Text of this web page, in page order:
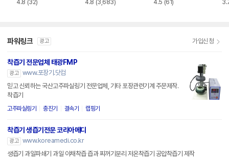
4.8 (32) 4.8 (3,683) 4.5 (61)
파워링크 광고 가입신청
착즙기 전문업체 태광FMP
광고 www.포장기.닷컴
믿고 신뢰하는 국산고주파실링기 전문업체, 기타 포장관련기계 주문제작.
착즙기
고주파실링기 충진기 결속기 랩핑기
착즙기 생즙기전문 코리아메디
광고 www.koreamedi.co.kr
생즙기 과일파쇄기 과일 야채착즙 즙과 찌꺼기분리 저온착즙기 공압착즙기 제작